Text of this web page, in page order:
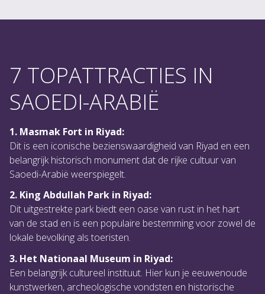
7 TOPATTRACTIES IN
SAOEDI-ARABIË
1. Masmak Fort in Riyad:
Dit is een iconische bezienswaardigheid van Riyad en een
belangrijk historisch monument dat de rijke cultuur van
Saoedi-Arabië weerspiegelt.
2. King Abdullah Park in Riyad:
Dit uitgestrekte park biedt een oase van rust in het hart
van de stad en is een populaire bestemming voor zowel de
lokale bevolking als toeristen.
3. Het Nationaal Museum in Riyad:
Een belangrijk cultureel instituut. Hier kun je eeuwenoude
kunstwerken, archeologische vondsten en historische